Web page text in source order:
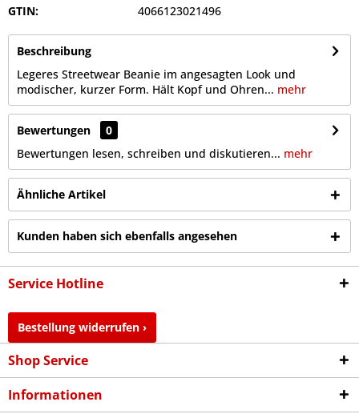
GTIN:
4066123021496
Beschreibung
Legeres Streetwear Beanie im angesagten Look und
modischer, kurzer Form. Hält Kopf und Ohren... mehr
Bewertungen
0
Bewertungen lesen, schreiben und diskutieren... mehr
Ähnliche Artikel
Kunden haben sich ebenfalls angesehen
Service Hotline
Bestellung widerrufen ›
Shop Service
Informationen